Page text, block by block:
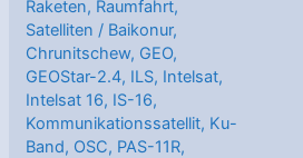
Raketen, Raumfahrt,
Satelliten / Baikonur,
Chrunitschew, GEO,
GEOStar-2.4, ILS, Intelsat,
Intelsat 16, IS-16,
Kommunikationssatellit, Ku-
Band, OSC, PAS-11R,